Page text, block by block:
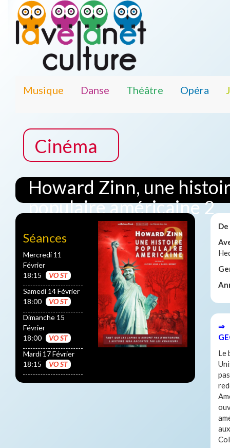
Musique Danse Théâtre Opéra
Cinéma
Howard Zinn, une
populaire américaine 2
Séances
Mercredi 11
Février
18:15
VO ST
Samedi 14 Février
18:00
VO ST
Dimanche 15
Février
18:00
VO ST
Mardi 17 Février
18:15
VO ST
De
⇒
Le